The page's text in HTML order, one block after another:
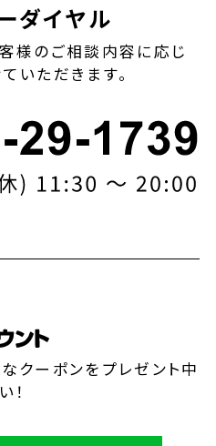
ダイヤル
様のご相談内容に応じ
いただきます。
クーポンをプレゼント中
！